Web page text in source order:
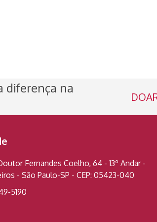
diferença na
Fernandes Coelho, 64 - 13º Andar -
- São Paulo-SP - CEP: 05423-040
5190